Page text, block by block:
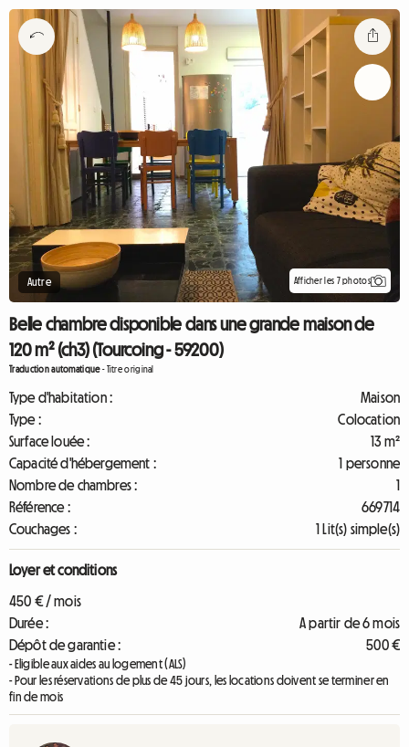
Autre Afficher les 7 photos
Belle chambre disponible dans une grande maison de
120 m² (ch3) (Tourcoing - 59200)
Traduction automatique-Titre original
Type d'habitation :
Maison
Type :
Colocation
Surface louée :
13 m²
Capacité d'hébergement :
1 personne
Nombre de chambres :
1
Référence :
669714
Couchages :
1 Lit(s) simple(s)
Loyer et conditions
450 € / mois
Durée :
A partir de 6 mois
Dépôt de garantie :
500 €
- Eligible aux aides au logement (ALS)
- Pour les réservations de plus de 45 jours, les locations doivent se terminer en
fin de mois